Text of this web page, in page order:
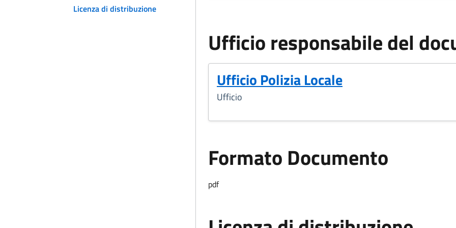
Licenza di distribuzione
Ufficio responsabile del
Ufficio Polizia Locale
Ufficio
Formato Documento
Formato Documento
pdf